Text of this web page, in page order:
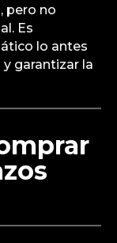
pero no
Es
lo antes
garantizar la